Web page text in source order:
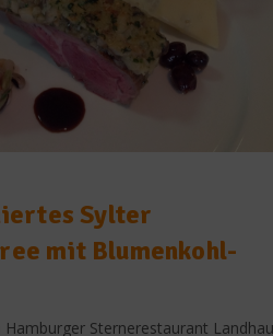
Sylter
mit Blumenkohl-
Hamburger Sternerestaurant